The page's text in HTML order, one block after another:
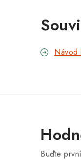
Návod
Buďte